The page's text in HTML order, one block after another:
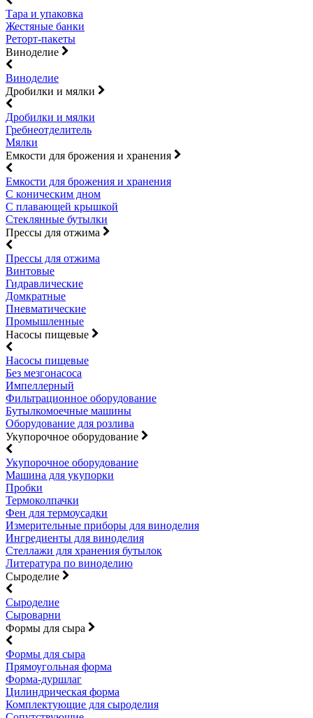
Тара и упаковка
Жестяные банки
Реторт-пакеты
Виноделие
Виноделие
Дробилки и мялки
Дробилки и мялки
Гребнеотделитель
Мялки
Емкости для брожения и хранения
Емкости для брожения и хранения
С коническим дном
С плавающей крышкой
Стеклянные бутылки
Прессы для отжима
Прессы для отжима
Винтовые
Гидравлические
Домкратные
Пневматические
Промышленные
Насосы пищевые
Насосы пищевые
Без мезгонасоса
Импеллерный
Фильтрационное оборудование
Бутылкомоечные машины
Оборудование для розлива
Укупорочное оборудование
Укупорочное оборудование
Машина для укупорки
Пробки
Термоколпачки
Фен для термоусадки
Измерительные приборы для виноделия
Ингредиенты для виноделия
Стеллажи для хранения бутылок
Литература по виноделию
Сыроделие
Сыроделие
Сыроварни
Формы для сыра
Формы для сыра
Прямоугольная форма
Форма-дуршлаг
Цилиндрическая форма
Комплектующие для сыроделия